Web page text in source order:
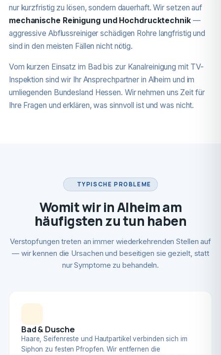
nur kurzfristig zu lösen, sondern dauerhaft. Wir setzen auf
mechanische Reinigung und Hochdrucktechnik—
aggressive Abflussreiniger schädigen Rohre langfristig und
sind in den meisten Fällen nicht nötig.
Vom kurzen Einsatz im Bad bis zur Kanalreinigung mit TV-
Inspektion sind wir Ihr Ansprechpartner in Alheim und im
umliegenden Bundesland Hessen. Wir nehmen uns Zeit für
Ihre Fragen und erklären, was sinnvoll ist und was nicht.
TYPISCHE PROBLEME
Womit wir in Alheim am
häufigsten zu tun haben
Verstopfungen treten an immer wiederkehrenden Stellen auf
— wir kennen die Ursachen und beseitigen sie gezielt, statt
nur Symptome zu behandeln.
Bad & Dusche
Haare, Seifenreste und Hautpartikel verbinden sich im
Siphon zu festen Pfropfen. Wir entfernen die